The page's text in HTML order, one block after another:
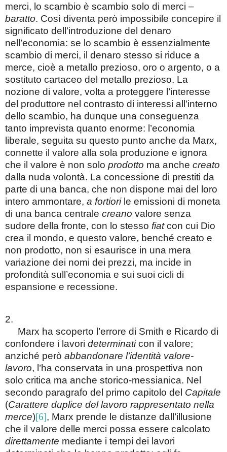
merci, lo scambio è scambio solo di merci –
baratto. Così diventa però impossibile concepire il
significato dell’introduzione del denaro
nell’economia: se lo scambio è essenzialmente
scambio di merci, il denaro stesso si riduce a
merce, cioè a metallo prezioso, oro o argento, o a
sostituto cartaceo del metallo prezioso. La
nozione di valore, volta a proteggere l’interesse
del produttore nel contrasto di interessi all’interno
dello scambio, ha dunque una conseguenza
tanto imprevista quanto enorme: l’economia
liberale, seguita su questo punto anche da Marx,
connette il valore alla sola produzione e ignora
che il valore è non solo prodotto ma anche creato
dalla nuda volontà. La concessione di prestiti da
parte di una banca, che non dispone mai del loro
intero ammontare, a fortiori le emissioni di moneta
di una banca centrale creano valore senza
sudore della fronte, con lo stesso fiatcon cui Dio
crea il mondo, e questo valore, benché creato e
non prodotto, non si esaurisce in una mera
variazione dei nomi dei prezzi, ma incide in
profondità sull’economia e sui suoi cicli di
espansione e recessione.
2.
Marx ha scoperto l’errore di Smith e Ricardo di
confondere i lavori determinaticon il valore;
anziché però abbandonare l’identità valore-
lavoro, l’ha conservata in una prospettiva non
solo critica ma anche storico-messianica. Nel
secondo paragrafo del primo capitolo del Capitale
(Carattere duplice del lavoro rappresentato nella
merce)[6], Marx prende le distanze dall’illusione
che il valore delle merci possa essere calcolato
direttamente mediante i tempi dei lavori